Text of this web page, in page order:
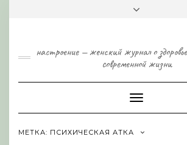
настроение — женский журнал о
современной жизни
Toggle
Navigation
МЕТКА: ПСИХИЧЕСКАЯ АТКА